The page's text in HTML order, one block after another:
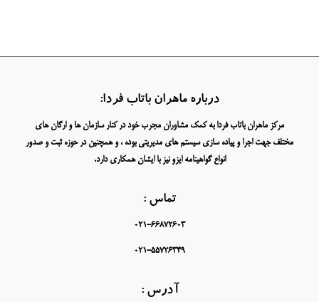
درباره ماهران باتاب فردا:
مرکز ماهران باتاب فردا به کمک مشاوران مجرب خود در کنار سازمان ها و ارگان های
مختلف جهت اجرا و پیاده سازی سیستم های مدیریتی بوده ، و همچنین در حوزه ثبت و صدور
انواع گواهینامه ایزو نیز با ایشان همکاری دارد.
تماس :
021-66872603
021-55726349
آدرس :